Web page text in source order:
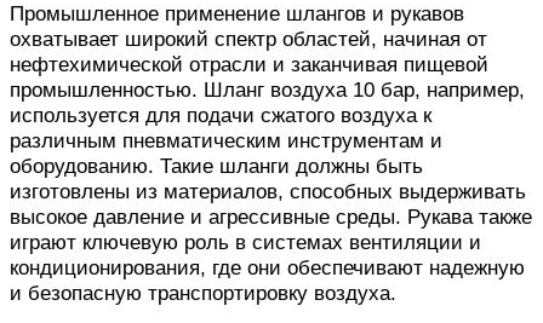
Промышленное применение шлангов и рукавов
охватывает широкий спектр областей, начиная от
нефтехимической отрасли и заканчивая пищевой
промышленностью. Шланг воздуха 10 бар, например,
используется для подачи сжатого воздуха к
различным пневматическим инструментам и
оборудованию. Такие шланги должны быть
изготовлены из материалов, способных выдерживать
высокое давление и агрессивные среды. Рукава также
играют ключевую роль в системах вентиляции и
кондиционирования, где они обеспечивают надежную
и безопасную транспортировку воздуха.